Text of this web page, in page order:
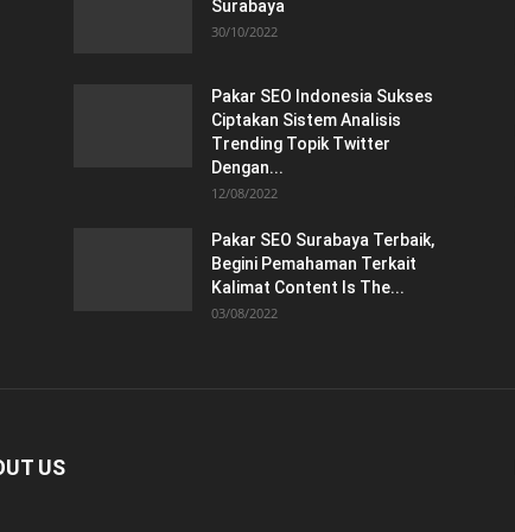
Surabaya
30/10/2022
Pakar SEO Indonesia Sukses
Ciptakan Sistem Analisis
Trending Topik Twitter
Dengan...
12/08/2022
Pakar SEO Surabaya Terbaik,
Begini Pemahaman Terkait
Kalimat Content Is The...
03/08/2022
US